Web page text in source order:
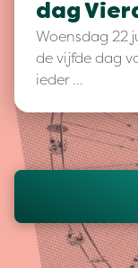
dag
Woensdag 22
de vijfde dag
ieder …